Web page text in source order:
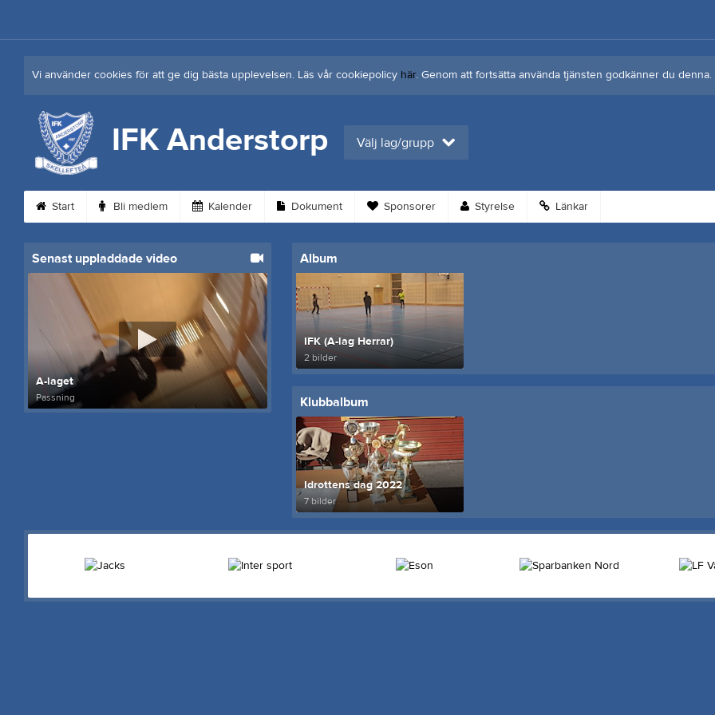
Vi använder cookies för att ge dig bästa upplevelsen. Läs vår cookiepolicy här. Genom att fortsätta använda tjänsten godkänner du denna.
IFK Anderstorp Välj lag/grupp
Start Bli medlem Kalender Dokument Sponsorer Styrelse Länkar
Senast uppladdade video
A-laget
Passning
Album
IFK (A-lag Herrar)
2 bilder
Klubbalbum
Idrottens dag 2022
7 bilder